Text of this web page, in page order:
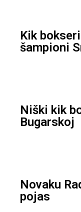
Kik
šampioni
Niški kik
Bugarskoj
Novaku
pojas